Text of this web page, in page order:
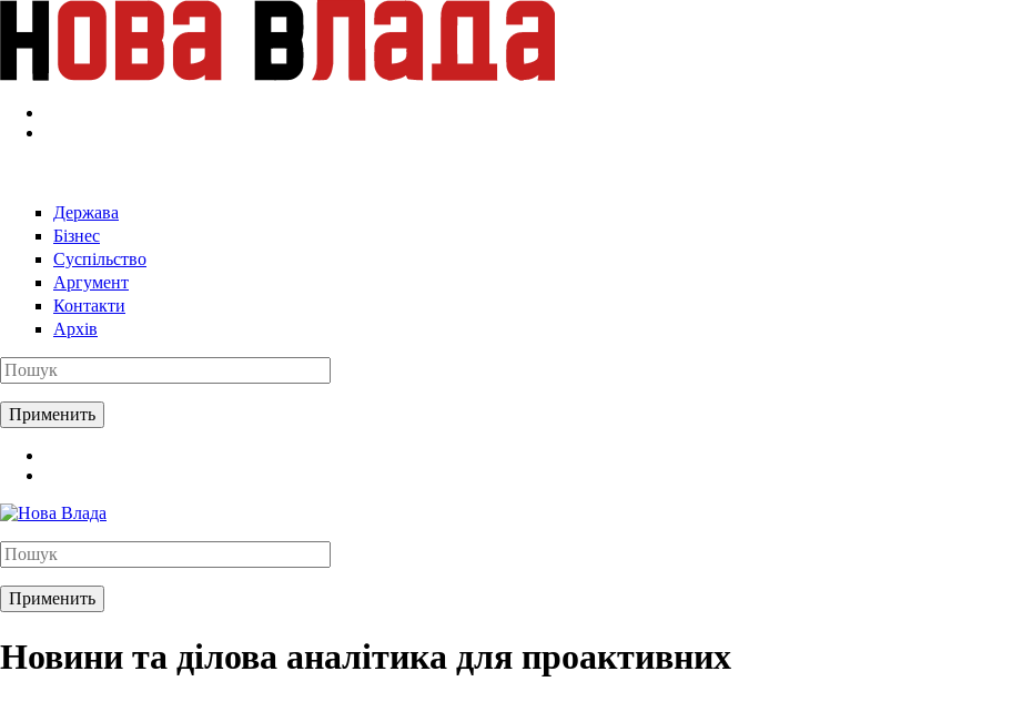
Перейти к основному содержанию
Держава
Бізнес
Суспільство
Аргумент
Контакти
Архів
Новини та ділова аналітика для проактивних